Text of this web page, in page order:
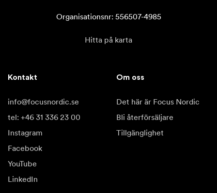
Organisationsnr: 556507-4985
Hitta på karta
Kontakt
info@focusnordic.se
tel: +46 31 336 23 00
Instagram
Facebook
YouTube
LinkedIn
Om oss
Det här är Focus Nordic
Bli återförsäljare
Tillgänglighet